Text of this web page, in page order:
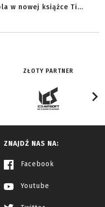
w nowej książce Ti...
ZŁOTY PARTNER
ZNAJDŹ NAS NA:
Facebook
Youtube